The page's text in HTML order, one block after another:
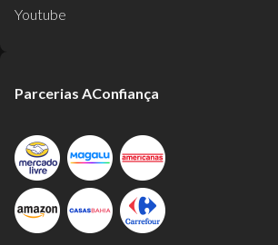
Youtube
Parcerias AConfiança